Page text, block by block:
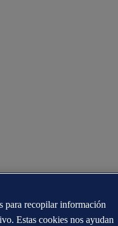
para recopilar información
Estas cookies nos ayudan